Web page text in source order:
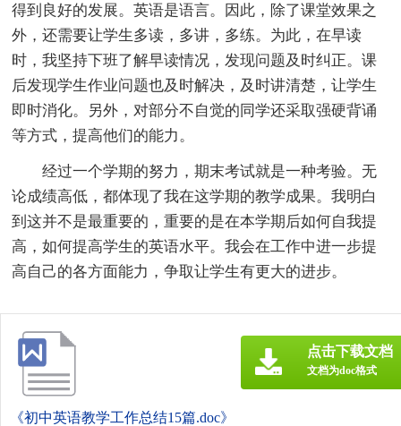
得到良好的发展。英语是语言。因此，除了课堂效果之
外，还需要让学生多读，多讲，多练。为此，在早读
时，我坚持下班了解早读情况，发现问题及时纠正。课
后发现学生作业问题也及时解决，及时讲清楚，让学生
即时消化。另外，对部分不自觉的同学还采取强硬背诵
等方式，提高他们的能力。
经过一个学期的努力，期末考试就是一种考验。无
论成绩高低，都体现了我在这学期的教学成果。我明白
到这并不是最重要的，重要的是在本学期后如何自我提
高，如何提高学生的英语水平。我会在工作中进一步提
高自己的各方面能力，争取让学生有更大的进步。
《初中英语教学工作总结15篇.doc》
点击下载文档
文档为doc格式